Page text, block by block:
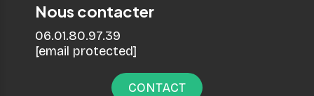
Nous contacter
06.01.80.97.39
[email protected]
CONTACT